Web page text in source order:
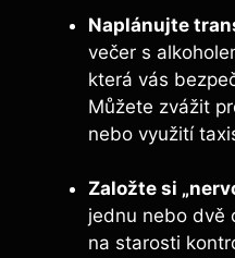
Naplánujte
večer s
která vás
Můžete zvážit
nebo využití
Založte si
jednu nebo dvě
na starosti